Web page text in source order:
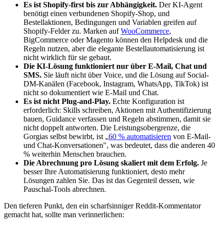
Es ist Shopify-first bis zur Abhängigkeit. Der KI-Agent
benötigt einen verbundenen Shopify-Shop, und
Bestellaktionen, Bedingungen und Variablen greifen auf
Shopify-Felder zu. Marken aufWooCommerce,
BigCommerce oder Magento können den Helpdesk und die
Regeln nutzen, aber die elegante Bestellautomatisierung ist
nicht wirklich für sie gebaut.
Die KI-Lösung funktioniert nur über E-Mail, Chat und
SMS. Sie läuft nicht über Voice, und die Lösung auf Social-
DM-Kanälen (Facebook, Instagram, WhatsApp, TikTok) ist
nicht so dokumentiert wie E-Mail und Chat.
Es ist nicht Plug-and-Play. Echte Konfiguration ist
erforderlich: Skills schreiben, Aktionen mit Authentifizierung
bauen, Guidance verfassen und Regeln abstimmen, damit sie
nicht doppelt antworten. Die Leistungsobergrenze, die
Gorgias selbst bewirbt, ist „60 % automatisieren von E-Mail-
und Chat-Konversationen", was bedeutet, dass die anderen 40
% weiterhin Menschen brauchen.
Die Abrechnung pro Lösung skaliert mit dem Erfolg. Je
besser Ihre Automatisierung funktioniert, desto mehr
Lösungen zahlen Sie. Das ist das Gegenteil dessen, wie
Pauschal-Tools abrechnen.
Den tieferen Punkt, den ein scharfsinniger Reddit-Kommentator
gemacht hat, sollte man verinnerlichen: